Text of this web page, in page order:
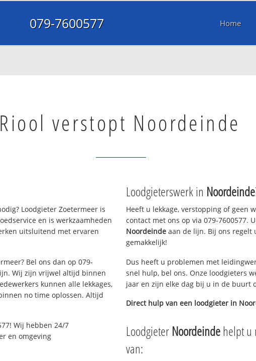
079-7600577 Home
Riool verstopt Noordeinde
Loodgieter Zoetermeer is
en is werkzaamheden
uitsluitend met ervaren
Bel ons dan op 079-
Wij zijn vrijwel altijd binnen
kunnen alle lekkages,
no time oplossen. Altijd
Wij hebben 24/7
en omgeving
Loodgieterswerk in Noordeinde
Heeft u lekkage, verstopping of geen
contact met ons op via 079-7600577.
Noordeinde aan de lijn. Bij ons regelt
gemakkelijk!
Dus heeft u problemen met
snel hulp, bel ons. Onze loodgieters
jaar en zijn elke dag bij u in de buurt
Direct hulp van een loodgieter in
Loodgieter Noordeindehelpt u
van: